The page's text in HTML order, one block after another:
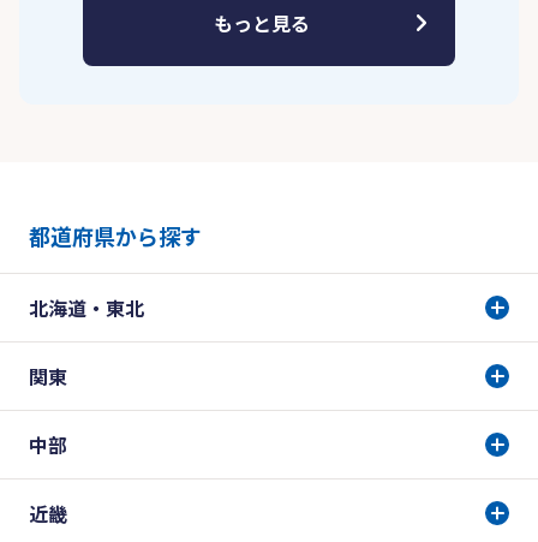
もっと見る
都道府県から探す
北海道・東北
関東
中部
近畿